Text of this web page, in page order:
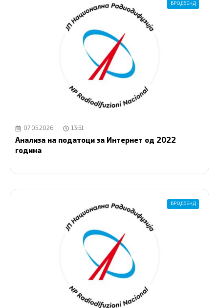
БРОДБЕНД
07.05.2026 13:51
Aнализа на податоци за Интернет од 2022
година
БРОДБЕНД